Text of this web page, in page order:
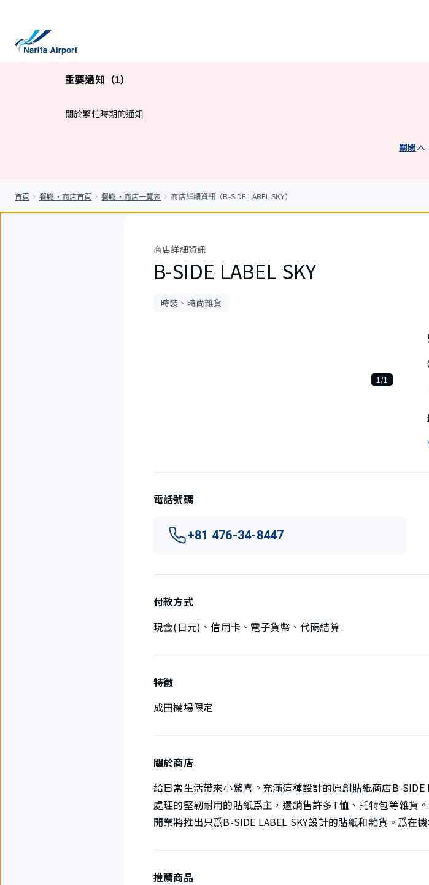
重要通知（1）
關於繁忙時期的通知
關閉
首頁 餐廳・商店首頁 餐廳・商店一覽表 商店詳細資訊（B-SIDE LABEL SKY）
商店詳細資訊
B-SIDE LABEL SKY
時裝、時尚雜貨
1
1/1
電話號碼
+81 476-34-8447
付款方式
現金(日元)、信用卡、電子貨幣、代碼結算
特徵
成田機場限定
關於商店
給日常生活帶來小驚喜。充滿這種設計的原創貼紙商店B-
處理的堅韌耐用的貼紙爲主，還銷售許多T恤、托特包等雜貨
開業將推出只爲B-SIDE LABEL SKY設計的貼紙和雜貨。爲在
推薦商品